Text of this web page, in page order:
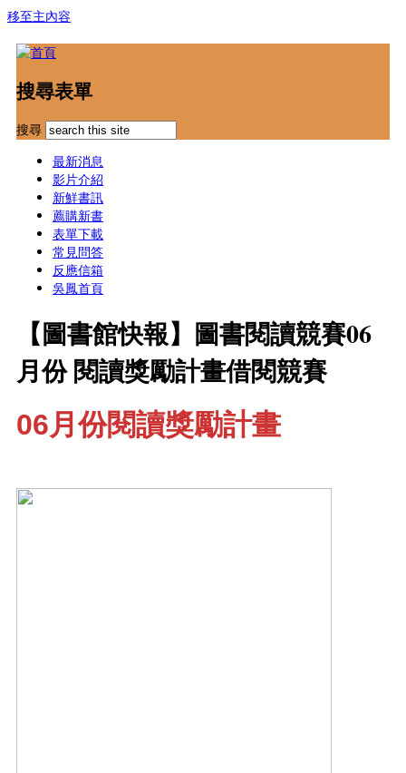
移至主內容
搜尋表單
搜尋
最新消息
影片介紹
新鮮書訊
薦購新書
表單下載
常見問答
反應信箱
吳鳳首頁
【圖書館快報】圖書閱讀競賽06
月份 閱讀獎勵計畫借閱競賽
06月份閱讀獎勵計畫